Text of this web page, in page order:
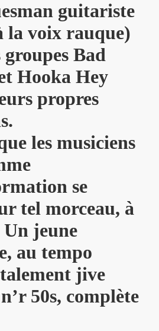
guitariste
la voix rauque)
groupes Bad
Hooka Hey
propres
les musiciens
se
tel morceau, à
jeune
au tempo
jive
50s, complète
pour la promotion de l album
KRAWCZYK, avec PAULINE
les 23 et 30 avril 2023
ALMOSNINO & co + YAROL
2022 au Pop Up du
12 mai 2023 pour la suite et
le 17 avril 2005 au Grand
le 3 juin 2022 au New
(Paris) + l'album "TEATRO
pour l enregistrement de
Zenith (Paris) : compte rendu
pour l enregistrement de deux